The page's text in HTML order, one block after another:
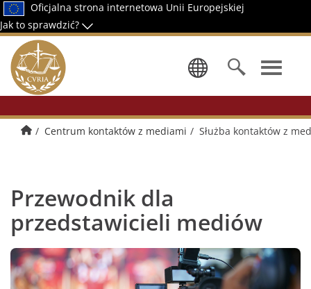
Oficjalna strona internetowa Unii Europejskiej
Jak to sprawdzić?
Wybierz
Strona główna
Centrum kontaktów z mediami Służba kontaktów z
Przewodnik dla
przedstawicieli mediów